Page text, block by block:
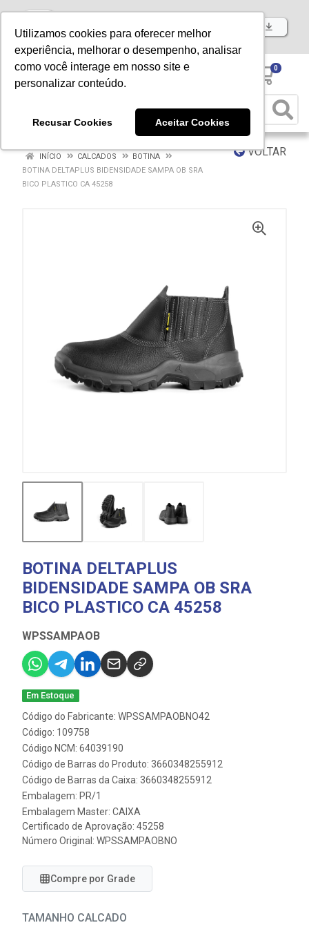
Utilizamos cookies para oferecer melhor
experiência, melhorar o desempenho, analisar
como você interage em nosso site e
personalizar conteúdo.
Recusar Cookies Aceitar Cookies
Baixe já nosso APP
0
VOLTAR
INÍCIO CALCADOS
BOTINA
BOTINA DELTAPLUS BIDENSIDADE SAMPA OB SRA
BICO PLASTICO CA 45258
BOTINA DELTAPLUS
BIDENSIDADE SAMPA OB SRA
BICO PLASTICO CA 45258
WPSSAMPAOB
Em Estoque
Código do Fabricante: WPSSAMPAOBNO42
Código: 109758
Código NCM: 64039190
Código de Barras do Produto: 3660348255912
Código de Barras da Caixa: 3660348255912
Embalagem: PR/1
Embalagem Master: CAIXA
Certificado de Aprovação: 45258
Número Original: WPSSAMPAOBNO
Compre por Grade
TAMANHO CALCADO